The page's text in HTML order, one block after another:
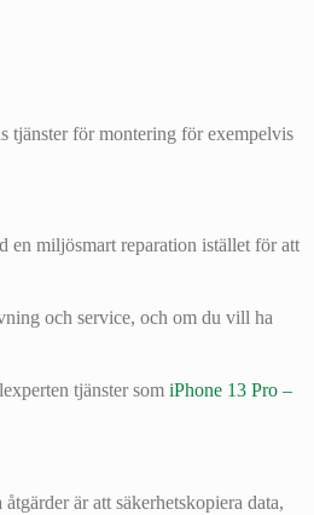
tjänster för montering för exempelvis
en miljösmart reparation istället för att
och service, och om du vill ha
tjänster som iPhone 13 Pro –
är att säkerhetskopiera data,